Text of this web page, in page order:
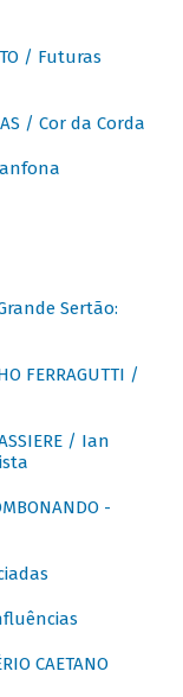
/ Futuras
/ Cor da Corda
Sertão:
FERRAGUTTI /
/ Ian
-
CAETANO